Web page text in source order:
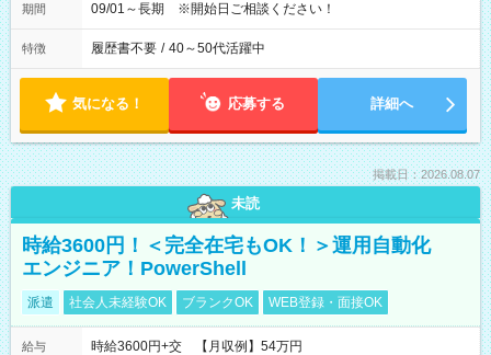
期間 09/01～長期 ※開始日ご相談ください！
特徴 履歴書不要 / 40～50代活躍中
気になる！ 応募する 詳細へ
掲載日：2026.08.07
未読
時給3600円！＜完全在宅もOK！＞運用自動化
エンジニア！PowerShell
派遣 社会人未経験OK ブランクOK WEB登録・面接OK
給与
時給3600円+交 【月収例】54万円